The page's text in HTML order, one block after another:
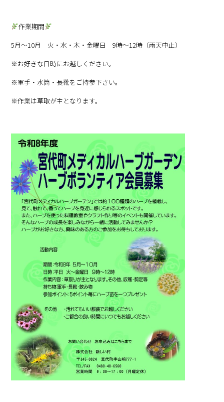
作業期間
5月～10月 火・水・木・金曜日 9時～12時（雨天中止）
※お好きな日時にお越しください。
※軍手・水筒・長靴をご持参下さい。
※作業は草取が主となります。